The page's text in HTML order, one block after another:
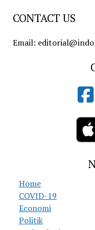
CONTACT US
Email:
Home
COVID-19
Economi
Politik